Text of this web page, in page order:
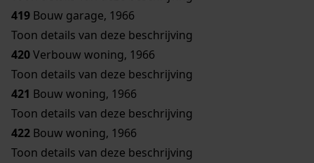
419 Bouw garage, 1966
Toon details van deze beschrijving
420Verbouw woning, 1966
Toon details van deze beschrijving
421 Bouw woning, 1966
Toon details van deze beschrijving
422 Bouw woning, 1966
Toon details van deze beschrijving